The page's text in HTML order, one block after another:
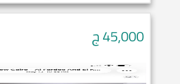
45,000ج